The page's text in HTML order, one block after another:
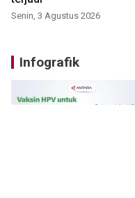
Senin, 3 Agustus 2026
Infografik